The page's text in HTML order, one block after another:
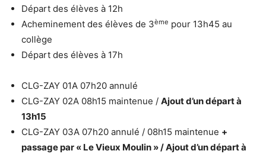
Départ des élèves à 12h
Acheminement des élèves de 3ème pour 13h45 au
collège
Départ des élèves à 17h
CLG-ZAY 01A 07h20 annulé
CLG-ZAY 02A 08h15 maintenue / Ajout d’un départ à
13h15
CLG-ZAY 03A 07h20 annulé / 08h15 maintenue +
passage par « Le Vieux Moulin »/ Ajout d’un départ à